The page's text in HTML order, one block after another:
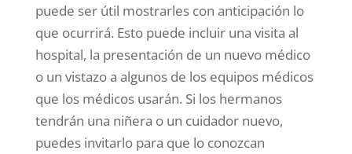
puede ser útil mostrarles con anticipación lo
que ocurrirá. Esto puede incluir una visita al
hospital, la presentación de un nuevo médico
o un vistazo a algunos de los equipos médicos
que los médicos usarán. Si los hermanos
tendrán una niñera o un cuidador nuevo,
puedes invitarlo para que lo conozcan